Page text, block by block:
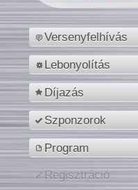
Versenyfelhívás
Lebonyolítás
Díjazás
Szponzorok
Program
Regisztráció